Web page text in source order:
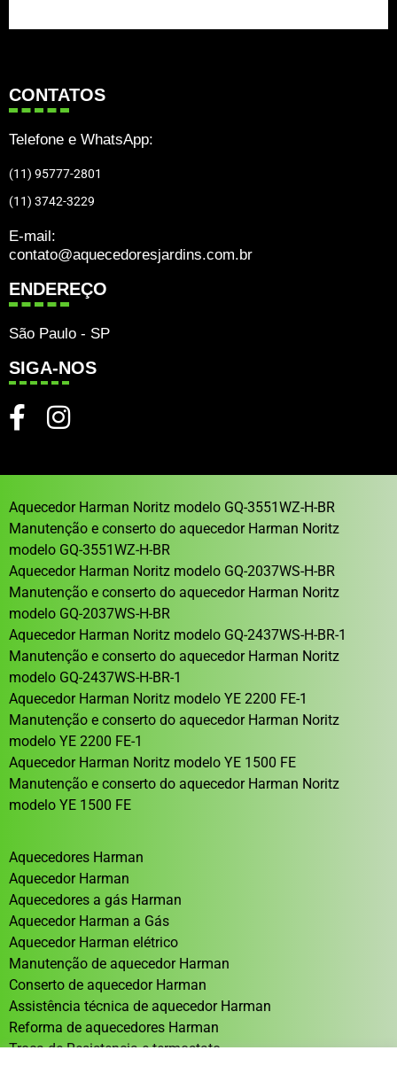
CONTATOS
Telefone e WhatsApp:
(11) 95777-2801
(11) 3742-3229
E-mail:
contato@aquecedoresjardins.com.br
ENDEREÇO
São Paulo - SP
SIGA-NOS
Aquecedor Harman Noritz modelo GQ-3551WZ-H-BR
Manutenção e conserto do aquecedor Harman Noritz
modelo GQ-3551WZ-H-BR
Aquecedor Harman Noritz modelo GQ-2037WS-H-BR
Manutenção e conserto do aquecedor Harman Noritz
modelo GQ-2037WS-H-BR
Aquecedor Harman Noritz modelo GQ-2437WS-H-BR-1
Manutenção e conserto do aquecedor Harman Noritz
modelo GQ-2437WS-H-BR-1
Aquecedor Harman Noritz modelo YE 2200 FE-1
Manutenção e conserto do aquecedor Harman Noritz
modelo YE 2200 FE-1
Aquecedor Harman Noritz modelo YE 1500 FE
Manutenção e conserto do aquecedor Harman Noritz
modelo YE 1500 FE
Aquecedores Harman
Aquecedor Harman
Aquecedores a gás Harman
Aquecedor Harman a Gás
Aquecedor Harman elétrico
Manutenção de aquecedor Harman
Conserto de aquecedor Harman
Assistência técnica de aquecedor Harman
Reforma de aquecedores Harman
Troca de Resistencia e termostato